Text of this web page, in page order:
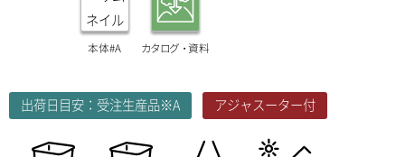
本体#A カタログ・資料
出荷日目安：受注生産品※A アジャスーター付